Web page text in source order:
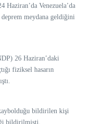
Venezuela’da
meydana geldiğini
26 Haziran’daki
fiziksel hasarın
bildirilen kişi
bildirilmişti.